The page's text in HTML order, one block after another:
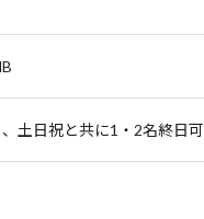
土日祝と共に1・2名終日可